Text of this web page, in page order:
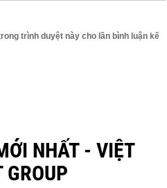
trình duyệt này cho lần bình luận kế
NHẤT - VIỆT
GROUP